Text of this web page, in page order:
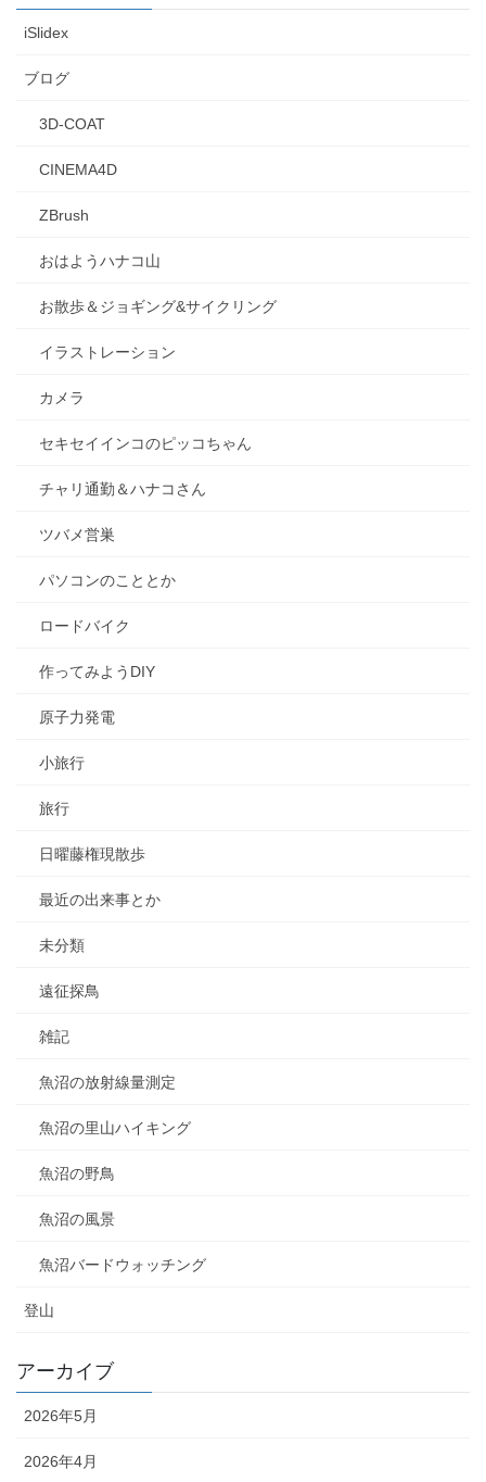
iSlidex
ブログ
3D-COAT
CINEMA4D
ZBrush
おはようハナコ山
お散歩＆ジョギング&サイクリング
イラストレーション
カメラ
セキセイインコのピッコちゃん
チャリ通勤＆ハナコさん
ツバメ営巣
パソコンのこととか
ロードバイク
作ってみようDIY
原子力発電
小旅行
旅行
日曜藤権現散歩
最近の出来事とか
未分類
遠征探鳥
雑記
魚沼の放射線量測定
魚沼の里山ハイキング
魚沼の野鳥
魚沼の風景
魚沼バードウォッチング
登山
アーカイブ
2026年5月
2026年4月